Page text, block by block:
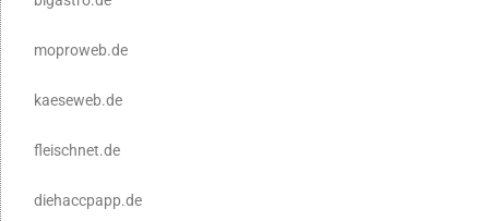
moproweb.de
kaeseweb.de
fleischnet.de
diehaccpapp.de